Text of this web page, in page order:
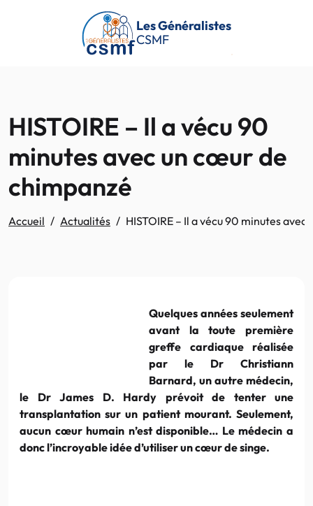
Passer au contenu principal
Les Généralistes
CSMF
HISTOIRE – Il a vécu 90
minutes avec un cœur de
chimpanzé
Accueil Actualités HISTOIRE – Il a vécu 90 minutes
Quelques années seulement
avant la toute première
greffe cardiaque réalisée
par le Dr Christiann
Barnard, un autre médecin,
le Dr James D. Hardy prévoit de tenter une
transplantation sur un patient mourant. Seulement,
aucun cœur humain n’est disponible… Le médecin a
donc l’incroyable idée d’utiliser un cœur de singe.